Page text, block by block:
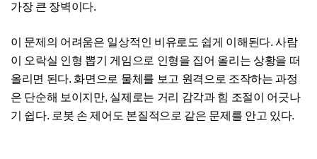
가장 큰 장벽이다.
이 문제의 어려움은 일상적인 비유로도 쉽게 이해된다. 사람
이 오락실 인형 뽑기 게임으로 인형을 집어 올리는 상황을 떠
올리면 된다. 화면으로 물체를 보고 원격으로 조작하는 과정
은 단순해 보이지만, 실제로는 거리 감각과 힘 조절이 어긋나
기 쉽다. 로봇 손 제어도 본질적으로 같은 문제를 안고 있다.